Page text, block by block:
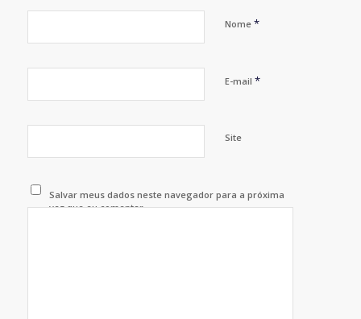
Nome *
E-mail *
Site
Salvar meus dados neste navegador para a próxima
vez que eu comentar.